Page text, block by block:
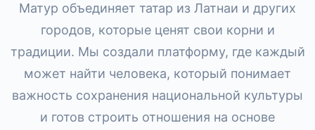
Матур объединяет татар из Латнаи и других
городов, которые ценят свои корни и
традиции. Мы создали платформу, где каждый
может найти человека, который понимает
важность сохранения национальной культуры
и готов строить отношения на основе